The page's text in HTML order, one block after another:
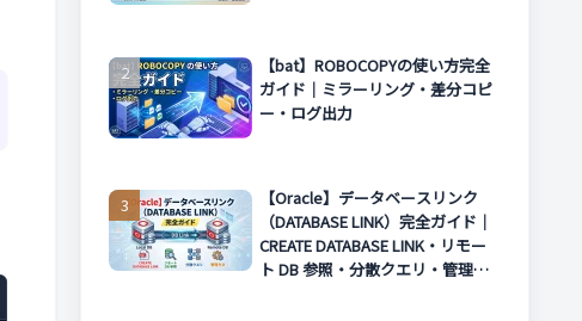
【bat】ROBOCOPYの使い方完全
ガイド｜ミラーリング・差分コピ
ー・ログ出力
【Oracle】データベースリンク
（DATABASE LINK）完全ガイド｜
CREATE DATABASE LINK・リモー
ト DB 参照・分散クエリ・管理方